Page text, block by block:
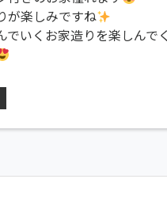
が楽しみですね
でいくお家造りを楽しんで